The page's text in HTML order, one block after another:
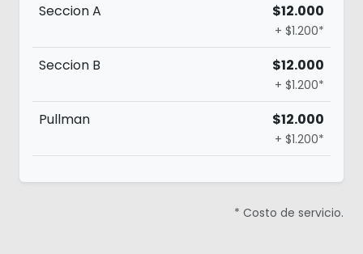
Seccion A
$12.000
+ $1.200*
Seccion B $12.000
+ $1.200*
Pullman $12.000
+ $1.200*
* Costo de servicio.